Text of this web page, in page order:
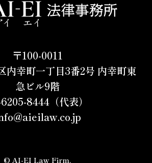
〒100-0011
内幸町一丁目3番2号 内幸町東
急ビル9階
8444（代表）
© AI-EI Law Firm.